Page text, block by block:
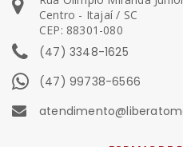
Centro - Itajaí / SC
CEP: 88301-080
(47) 3348-1625
(47) 99738-6566